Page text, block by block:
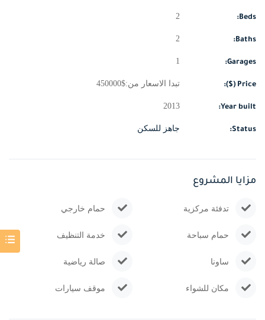
Beds:
2
Baths:
2
Garages:
1
Price ($): تبدا الاسعار من:$
450000
Year built:
2013
Status: جاهز للسكن
مزايا المشروع
تدفئة مركزية حمام خارجي
حمام سباحة خدمة التنظيف
ساونا صالة رياضية
مكان للشواء موقف سيارات